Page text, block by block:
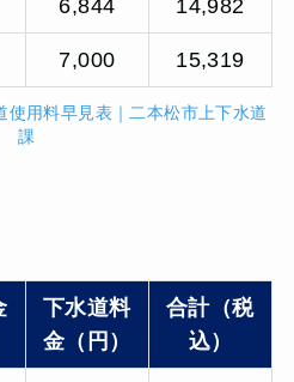
6,844 14,982
7,000 15,319
使用料早見表｜二本松市上下水道
課
下水道料
金（円）
合計（税
込）